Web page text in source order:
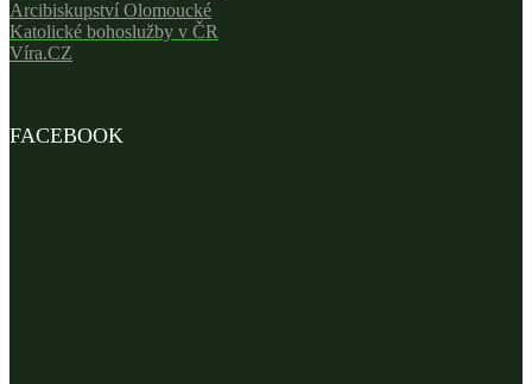
Arcibiskupství Olomoucké
Katolické bohoslužby v ČR
Víra.CZ
FACEBOOK